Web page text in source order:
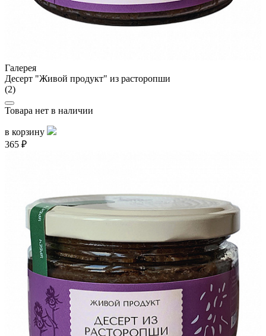
Галерея
Десерт "Живой продукт" из расторопши
(2)
Товара нет в наличии
в корзину
365 ₽